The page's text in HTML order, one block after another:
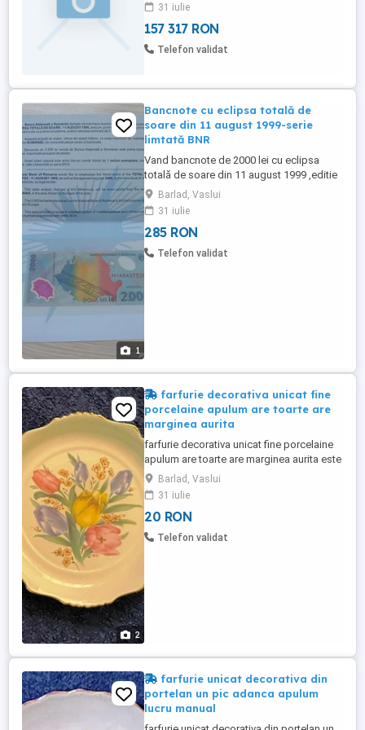
31 iulie
157 317 RON
Telefon validat
1
Bancnote cu eclipsa totală de
soare din 11 august 1999-serie
limtată BNR
Vand bancnote de 2000 lei cu eclipsa
totală de soare din 11 august 1999 ,editie
limitată a BNR cu pliant de prezentare ,în
stare perfectă-285 ron .
Barlad, Vaslui
31 iulie
285 RON
Telefon validat
2
farfurie decorativa unicat fine
porcelaine apulum are toarte are
marginea aurita
farfurie decorativa unicat fine porcelaine
apulum are toarte are marginea aurita este
relativ rotunda are un desen floral foarte
frumos are diametru cu tot cu toarte de
20,5 centimetri pret 20 de lei trimit in tara
prin posta sau curieri vizitati toate ofertele
mele
Barlad, Vaslui
31 iulie
20 RON
Telefon validat
farfurie unicat decorativa din
portelan un pic adanca apulum
lucru manual